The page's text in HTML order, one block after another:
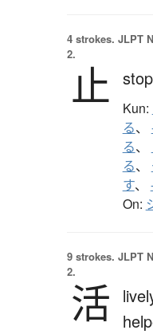
4 strokes. JLPT
2.
止 Kun:
る、
る、
る、
す、
On:
9 strokes. JLPT
2.
活